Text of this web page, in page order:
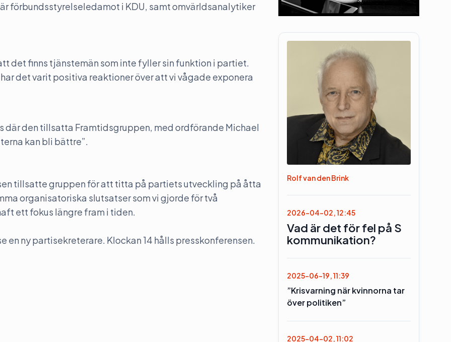
förbundsstyrelseledamot i KDU, samt omvärldsanalytiker
det finns tjänstemän som inte fyller sin funktion i partiet.
det varit positiva reaktioner över att vi vågade exponera
där den tillsatta Framtidsgruppen, med ordförande Michael
kan bli bättre”.
tillsatte gruppen för att titta på partiets utveckling på åtta
organisatoriska slutsatser som vi gjorde för två
ett fokus längre fram i tiden.
ny partisekreterare. Klockan 14 hålls presskonferensen.
Rolf van den Brink
2026-04-02, 12:45
Vad är det för fel på S
kommunikation?
2025-06-19, 11:39
”Krisvarning när kvinnorna tar
över politiken”
2025-04-02, 11:02